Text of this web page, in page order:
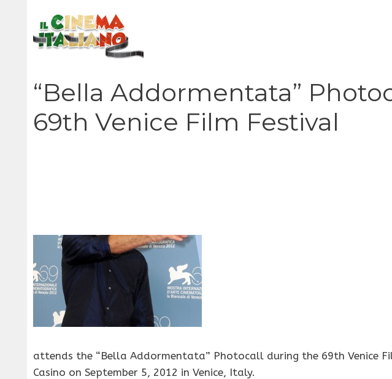
contenuto
“Bella Addormentata”
69th Venice Film Festival
attends the “Bella Addormentata” Photocall during the 69th Venice
Casino on September 5, 2012 in Venice, Italy.